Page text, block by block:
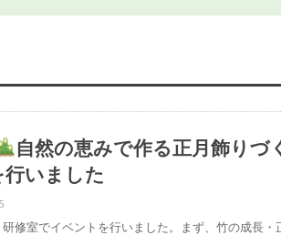
自然の恵みで作る正月飾りづ
行いました
修室でイベントを行いました。まず、竹の成長・